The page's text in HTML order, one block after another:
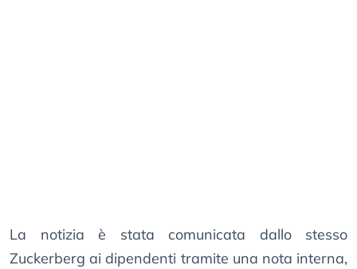
La notizia è stata comunicata dallo stesso
Zuckerberg ai dipendenti tramite una nota interna,